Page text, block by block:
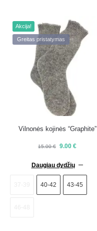
Akcija!
Greitas pristatymas
Vilnonės kojinės “Graphite”
15.00€ 9.00 €
Daugiau dydžių
40-42 43-45